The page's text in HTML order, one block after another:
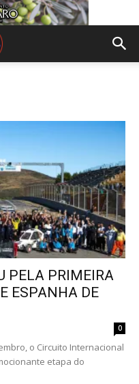
PELA PRIMEIRA
ESPANHA DE
0
o Circuito Internacional
etapa do